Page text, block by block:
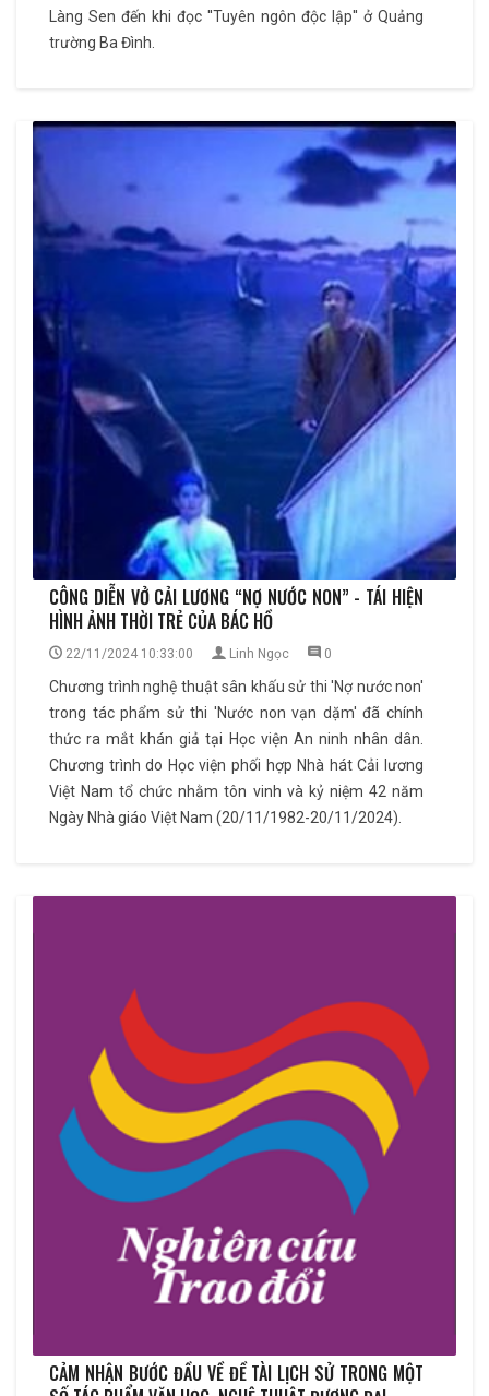
Làng Sen đến khi đọc ''Tuyên ngôn độc lập'' ở Quảng
trường Ba Đình.
CÔNG DIỄN VỞ CẢI LƯƠNG “NỢ NƯỚC NON” - TÁI HIỆN
HÌNH ẢNH THỜI TRẺ CỦA BÁC HỒ
22/11/2024 10:33:00 Linh Ngọc 0
Chương trình nghệ thuật sân khấu sử thi 'Nợ nước non'
trong tác phẩm sử thi 'Nước non vạn dặm' đã chính
thức ra mắt khán giả tại Học viện An ninh nhân dân.
Chương trình do Học viện phối hợp Nhà hát Cải lương
Việt Nam tổ chức nhằm tôn vinh và kỷ niệm 42 năm
Ngày Nhà giáo Việt Nam (20/11/1982-20/11/2024).
CẢM NHẬN BƯỚC ĐẦU VỀ ĐỀ TÀI LỊCH SỬ TRONG MỘT